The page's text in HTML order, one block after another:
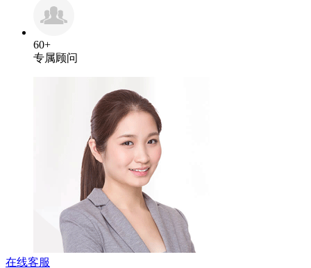
60+
专属顾问
在线客服